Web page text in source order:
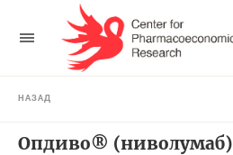
НАЗАД
Опдиво® (ниволумаб)